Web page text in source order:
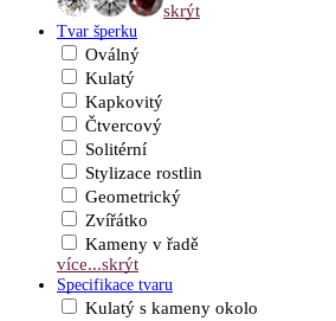
skrýt
Tvar šperku
Oválný
Kulatý
Kapkovitý
Čtvercový
Solitérní
Stylizace rostlin
Geometrický
Zvířátko
Kameny v řadě
více...skrýt
Specifikace tvaru
Kulatý s kameny okolo